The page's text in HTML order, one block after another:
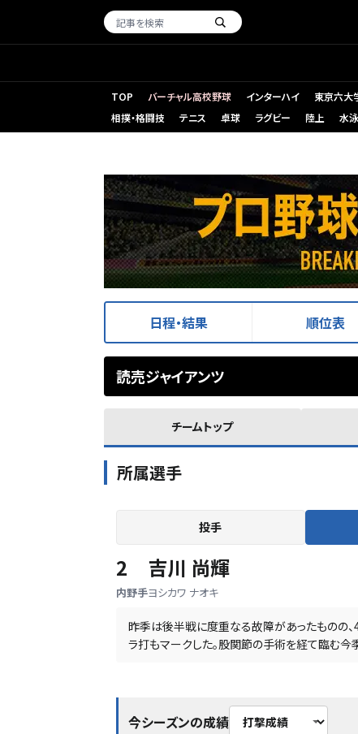
TOP バーチャル高校野球 インターハイ 東京六大
相撲・格闘技
テニス 卓球 ラグビー 陸上 水泳
日程・結果 順位表
読売ジャイアンツ
チームトップ
所属選手
投手
2
内野手
吉川 尚輝
ヨシカワ ナオキ
昨季は後半戦に度重なる故障があったものの
ラ打もマークした。股関節の手術を経て臨む今
今シーズンの成績